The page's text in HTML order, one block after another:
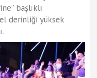
başlıklı
derinliği yüksek